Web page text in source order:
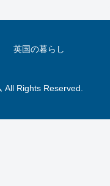
英国の暮らし
Rights Reserved.